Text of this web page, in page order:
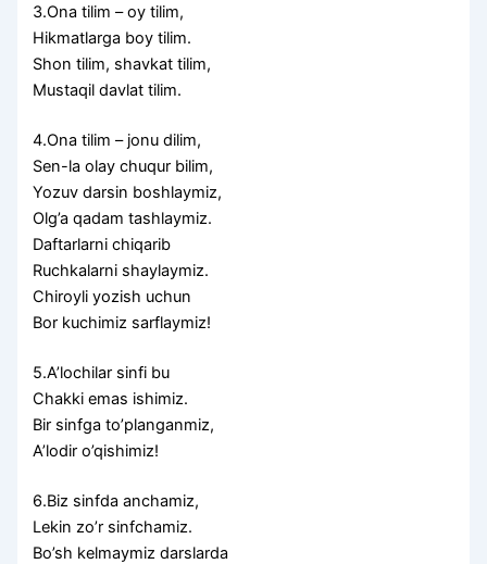
3.Ona tilim – oy tilim,
Hikmatlarga boy tilim.
Shon tilim, shavkat tilim,
Mustaqil davlat tilim.
4.Ona tilim – jonu dilim,
Sen-la olay chuqur bilim,
Yozuv darsin boshlaymiz,
Olg’a qadam tashlaymiz.
Daftarlarni chiqarib
Ruchkalarni shaylaymiz.
Chiroyli yozish uchun
Bor kuchimiz sarflaymiz!
5.A’lochilar sinfi bu
Chakki emas ishimiz.
Bir sinfga to’planganmiz,
A’lodir o’qishimiz!
6.Biz sinfda anchamiz,
Lekin zo’r sinfchamiz.
Bo’sh kelmaymiz darslarda